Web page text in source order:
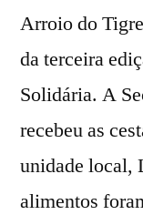
Arroio do
da terceira
Solidária. A
recebeu as
unidade local,
alimentos